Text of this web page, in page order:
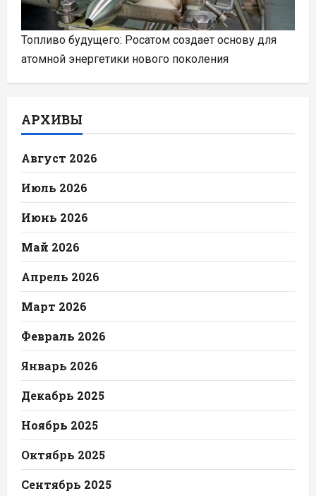
Топливо будущего: Росатом создает основу для
атомной энергетики нового поколения
АРХИВЫ
Август 2026
Июль 2026
Июнь 2026
Май 2026
Апрель 2026
Март 2026
Февраль 2026
Январь 2026
Декабрь 2025
Ноябрь 2025
Октябрь 2025
Сентябрь 2025